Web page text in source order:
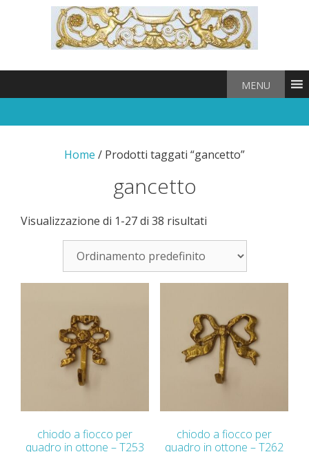
MENU
Home / Prodotti taggati “gancetto”
gancetto
Visualizzazione di 1-27 di 38 risultati
chiodo a fiocco per
quadro in ottone – T253
chiodo a fiocco per
quadro in ottone – T262